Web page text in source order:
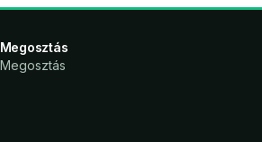
Megosztás
Megosztás